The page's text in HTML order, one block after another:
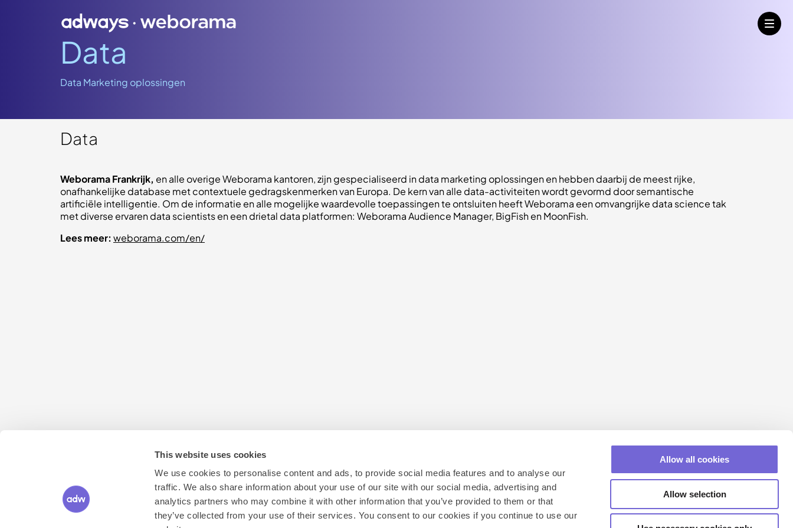
This website uses cookies
We use cookies to personalise content and ads, to provide social media features and to analyse our
traffic. We also share information about your use of our site with our social media, advertising and
analytics partners who may combine it with other information that you’ve provided to them or that
they’ve collected from your use of their services. You consent to our cookies if you continue to use our
Allow all cookies
Allow selection
Data
Data Marketing oplossingen
Data
Weborama Frankrijk, en alle overige Weborama kantoren, zijn gespecialiseerd in data marketing oplossingen en hebben daarbij de meest rijke,
onafhankelijke database met contextuele gedragskenmerken van Europa. De kern van alle data-activiteiten wordt gevormd door semantische
artificiële intelligentie. Om de informatie en alle mogelijke waardevolle toepassingen te ontsluiten heeft Weborama een omvangrijke data science tak
met diverse ervaren data scientists en een drietal data platformen: Weborama Audience Manager, BigFish en MoonFish.
Lees meer: weborama.com/en/
Adways · Weborama
Contact LinkedIn
Algemene voorwaarden
Privacybeleid